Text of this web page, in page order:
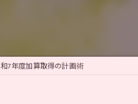
7年度加算取得の計画術